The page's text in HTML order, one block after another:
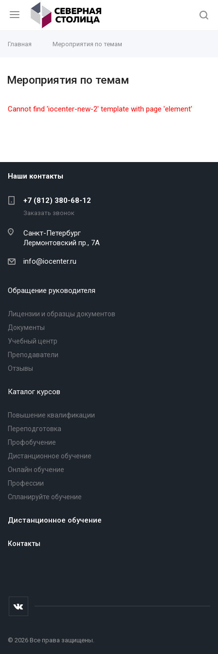
Главная Мероприятия по темам
Мероприятия по темам
Cannot find 'iocenter-new-2' template with page 'element'
Наши контакты
+7 (812) 380-68-12
Заказать звонок
Санкт-Петербург
Лермонтовский пр., 7А
info@iocenter.ru
Обращение руководителя
Лицензии и образцы документов
Документы
Учебный центр
Преподаватели
Отзывы
Каталог курсов
Повышение квалификации
Переподготовка
Профобучение
Дистанционное обучение
Онлайн обучение
Профессии
Спланируйте обучение
Дистанционное обучение
Контакты
© 2026 Все права защищены.